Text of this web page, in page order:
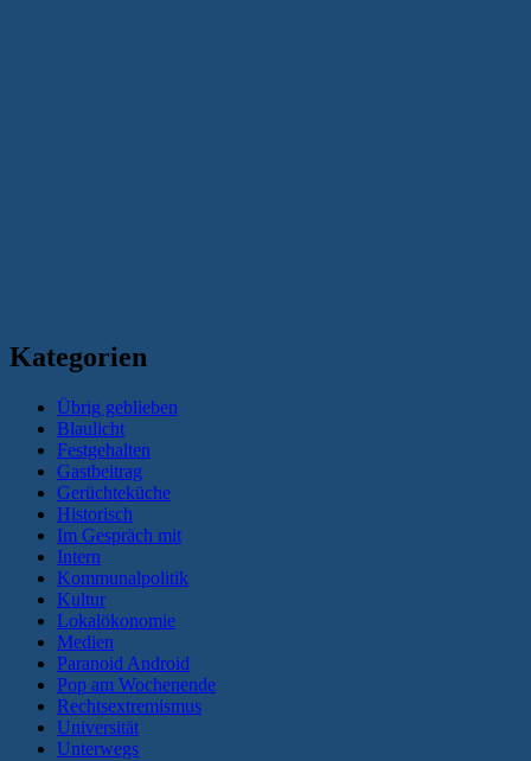
Kategorien
Übrig geblieben
Blaulicht
Festgehalten
Gastbeitrag
Gerüchteküche
Historisch
Im Gespräch mit
Intern
Kommunalpolitik
Kultur
Lokalökonomie
Medien
Paranoid Android
Pop am Wochenende
Rechtsextremismus
Universität
Unterwegs